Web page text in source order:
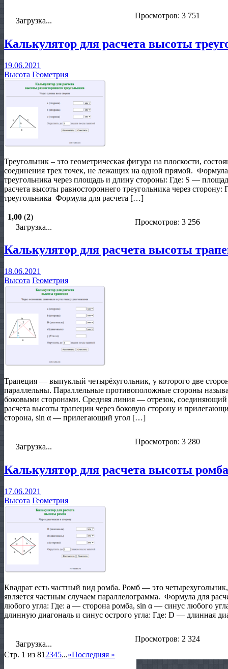
Загрузка...
Просмотров: 3 751
Калькулятор для расчета высоты
19.06.2021
Высота Геометрия
Треугольник – это геометрическая фигура на плоскости,
соединения трех точек, не лежащих на одной прямой. Формула
треугольника через площадь и длину стороны: Где: S —
расчета высоты равностороннего треугольника через
треугольника Формула для расчета […]
1,00 (2)
Загрузка...
Просмотров: 3 256
Калькулятор для расчета высоты
18.06.2021
Высота Геометрия
Трапеция — выпуклый четырёхугольник, у которого две
параллельны. Параллельные противоположные стороны
боковыми сторонами. Средняя линия — отрезок,
расчета высоты трапеции через боковую сторону и
сторона, sin α — прилегающий угол […]
Загрузка...
Просмотров: 3 280
Калькулятор для расчета высоты ромба
17.06.2021
Высота Геометрия
Квадрат есть частный вид ромба. Ромб — это
является частным случаем параллелограмма. Формула для
любого угла: Где: a — сторона ромба, sin α — синус любого
длинную диагональ и синус острого угла: Где: D — длинная
Загрузка...
Просмотров: 2 324
Стр. 1 из 81 2345...»Последняя »